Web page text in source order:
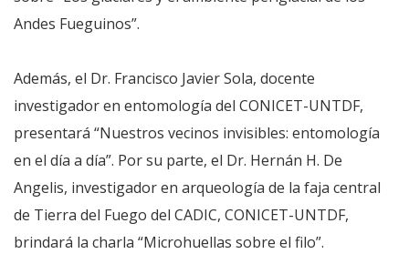
Andes Fueguinos”.
Además, el Dr. Francisco Javier Sola, docente
investigador en entomología del CONICET-UNTDF,
presentará “Nuestros vecinos invisibles: entomología
en el día a día”. Por su parte, el Dr. Hernán H. De
Angelis, investigador en arqueología de la faja central
de Tierra del Fuego del CADIC, CONICET-UNTDF,
brindará la charla “Microhuellas sobre el filo”.